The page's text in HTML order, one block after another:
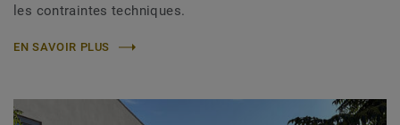
les contraintes techniques.
EN SAVOIR PLUS